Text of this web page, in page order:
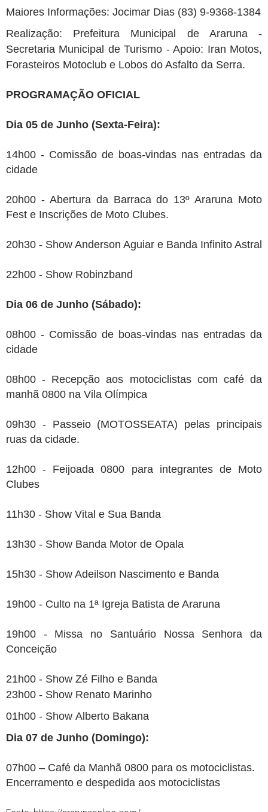
Maiores Informações: Jocimar Dias (83) 9-9368-1384
Realização: Prefeitura Municipal de Araruna -
Secretaria Municipal de Turismo - Apoio: Iran Motos,
Forasteiros Motoclub e Lobos do Asfalto da Serra.
PROGRAMAÇÃO OFICIAL
Dia 05 de Junho (Sexta-Feira):
14h00 - Comissão de boas-vindas nas entradas da
cidade
20h00 - Abertura da Barraca do 13º Araruna Moto
Fest e Inscrições de Moto Clubes.
20h30 - Show Anderson Aguiar e Banda Infinito Astral
22h00 - Show Robinzband
Dia 06 de Junho (Sábado):
08h00 - Comissão de boas-vindas nas entradas da
cidade
08h00 - Recepção aos motociclistas com café da
manhã 0800 na Vila Olímpica
09h30 - Passeio (MOTOSSEATA) pelas principais
ruas da cidade.
12h00 - Feijoada 0800 para integrantes de Moto
Clubes
11h30 - Show Vital e Sua Banda
13h30 - Show Banda Motor de Opala
15h30 - Show Adeilson Nascimento e Banda
19h00 - Culto na 1ª Igreja Batista de Araruna
19h00 - Missa no Santuário Nossa Senhora da
Conceição
21h00 - Show Zé Filho e Banda
23h00 - Show Renato Marinho
01h00 - Show Alberto Bakana
Dia 07 de Junho (Domingo):
07h00 – Café da Manhã 0800 para os motociclistas.
Encerramento e despedida aos motociclistas